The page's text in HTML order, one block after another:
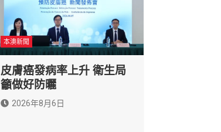
本澳新聞
皮膚癌發病率上升 衛生局
籲做好防曬
2026年8月6日